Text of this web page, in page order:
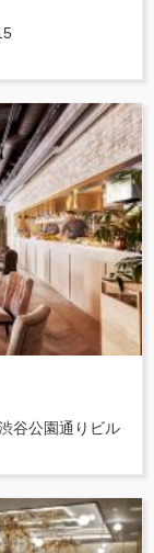
谷公園通りビル